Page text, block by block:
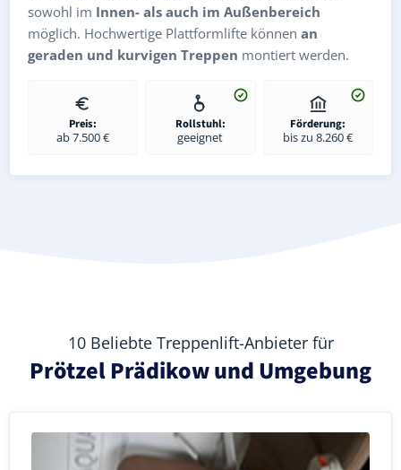
sowohl im Innen- als auch im Außenbereich
möglich. Hochwertige Plattformlifte können an
geraden und kurvigen Treppen montiert werden.
Preis:
ab 7.500 €
Rollstuhl:
geeignet
Förderung:
bis zu 8.260 €
10 Beliebte Treppenlift-Anbieter für
Prötzel Prädikow und Umgebung